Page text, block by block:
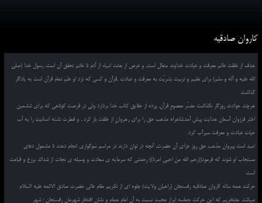
کاروان صادقیه
هدف از خلقت عالم معرفت و عبادت خداوند متعال است, و غرض از بعثت انبیاء از آدم تا خاتم تحقق آن است, رسول خدا (صلی
الله علیه و آله و سلم) برای تعلیم و تربیت بشریّت به معرفت و عبادت ,قرآن و کسی که نزد او علم تمام قرآن است به یادگار
گذاشت.
هرچند حوادث روزگار نگذاشت مفسّر معصومِ قرآن, پرده از حقایق کتاب خدا بردارد ولی در فرصت کوتاهی که برای ششمین
اختر فرزوان آسمان هدایت پیش آمد,شاهراه مذهب حق را برای رهروانِ از خلقت باز کرد , و فطرت تشنه انسانیت را به آب
حیات عبادت و معرفت سیرآب کرد.
امید است پیروان مذهب حق روز عزای آن حضرت, آنچه در توان دارند در مراسم سوگواری انجام دهند تا مشمول دعای
مستجاب او شوند که فرمود((رحم الله من احیی امرنا)) رحمتی که سرمایه ی سعادت و وسیله ی نجات از شدائد برزخ و قیامت
است.
حرکت همه ساله کاروان صادقیه رفسنجان (راهیان ولایت) جلوه ای از تکریم مقام عالی حضرت صادق الائمه علیه السلام
میباشد. مفتخریم که این حرکت حماسه ابراز محبت نسبت به آن امام همام و نشان افتخار شهرمان رفسنجان ؛ شهر